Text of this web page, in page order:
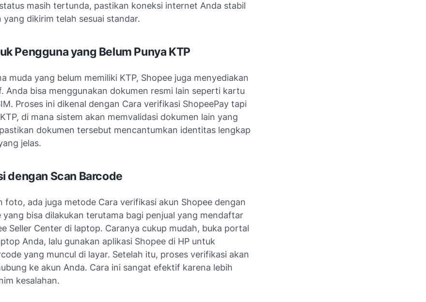
masih tertunda, pastikan koneksi internet Anda stabil
yang dikirim telah sesuai standar.
Pengguna yang Belum Punya KTP
muda yang belum memiliki KTP, Shopee juga menyediakan
Anda bisa menggunakan dokumen resmi lain seperti kartu
Proses ini dikenal dengan Cara verifikasi ShopeePay tapi
di mana sistem akan memvalidasi dokumen lain yang
dokumen tersebut mencantumkan identitas lengkap
jelas.
dengan Scan Barcode
foto, ada juga metode Cara verifikasi akun Shopee dengan
yang bisa dilakukan terutama bagi penjual yang mendaftar
Seller Center di laptop. Caranya cukup mudah, buka portal
Anda, lalu gunakan aplikasi Shopee di HP untuk
yang muncul di layar. Setelah itu, proses verifikasi akan
ke akun Anda. Cara ini sangat efektif karena lebih
kesalahan.